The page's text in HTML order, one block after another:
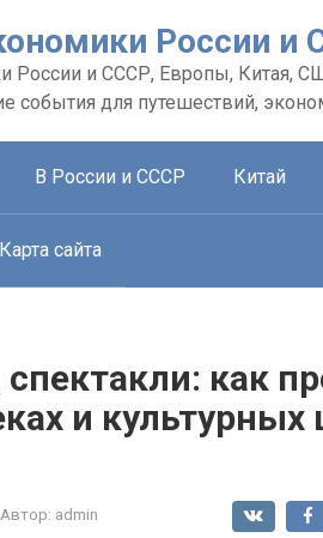
России
России и СССР, Европы, Китая,
события для путешествий,
В России и СССР Китай
Карта сайта
как
и культурных
Автор: admin